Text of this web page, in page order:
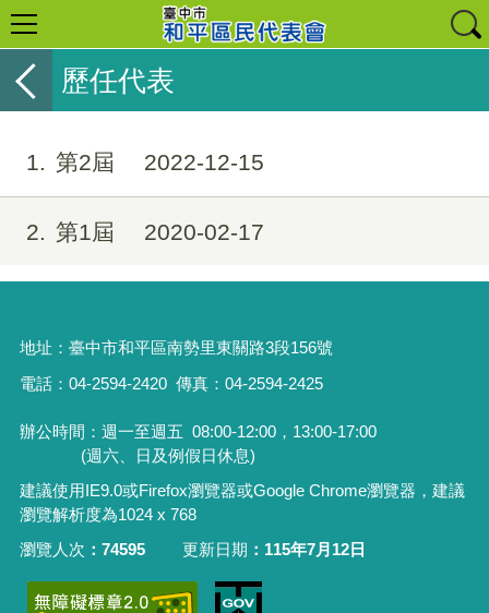
歷任代表
1 第2屆 2022-12-15
2 第1屆 2020-02-17
地址： 臺中市和平區南勢里東關路3段156號
電話：04-2594-2420 傳真：04-2594-2425
辦公時間：週一至週五 08:00-12:00，13:00-17:00
(週六、日及例假日休息)
建議使用IE9.0或Firefox瀏覽器或Google Chrome瀏覽器，建議
瀏覽解析度為1024 x 768
瀏覽人次
74595 更新日期 115年7月12日